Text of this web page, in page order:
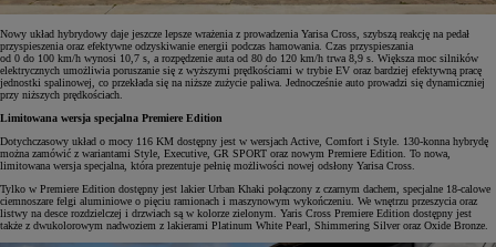
Nowy układ hybrydowy daje jeszcze lepsze wrażenia z prowadzenia Yarisa Cross, szybszą reakcję na pedał
przyspieszenia oraz efektywne odzyskiwanie energii podczas hamowania. Czas przyspieszania
od 0 do 100 km/h wynosi 10,7 s, a rozpędzenie auta od 80 do 120 km/h trwa 8,9 s. Większa moc silników
elektrycznych umożliwia poruszanie się z wyższymi prędkościami w trybie EV oraz bardziej efektywną pracę
jednostki spalinowej, co przekłada się na niższe zużycie paliwa. Jednocześnie auto prowadzi się dynamiczniej
przy niższych prędkościach.
Limitowana wersja specjalna Premiere Edition
Dotychczasowy układ o mocy 116 KM dostępny jest w wersjach Active, Comfort i Style. 130-konna hybrydę
można zamówić z wariantami Style, Executive, GR SPORT oraz nowym Premiere Edition. To nowa,
limitowana wersja specjalna, która prezentuje pełnię możliwości nowej odsłony Yarisa Cross.
Tylko w Premiere Edition dostępny jest lakier Urban Khaki połączony z czarnym dachem, specjalne 18-calowe
ciemnoszare felgi aluminiowe o pięciu ramionach i maszynowym wykończeniu. We wnętrzu przeszycia oraz
listwy na desce rozdzielczej i drzwiach są w kolorze zielonym. Yaris Cross Premiere Edition dostępny jest
także z dwukolorowym nadwoziem z lakierami Platinum White Pearl, Shimmering Silver oraz Oxide Bronze.